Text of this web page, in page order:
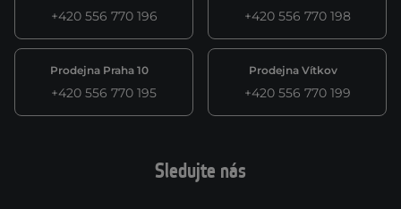
+420 556 770 196 +420 556 770 198
Prodejna Praha 10
+420 556 770 195
Prodejna Vítkov
+420 556 770 199
Sledujte nás